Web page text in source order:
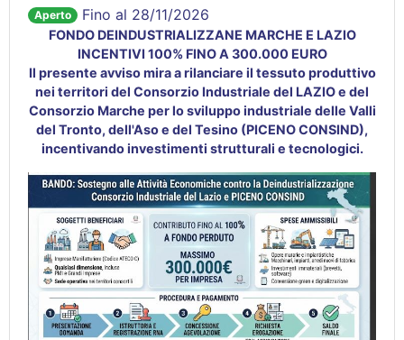
Aperto Fino al 28/11/2026
FONDO DEINDUSTRIALIZZANE MARCHE E LAZIO
INCENTIVI 100% FINO A 300.000 EURO
Il presente avviso mira a rilanciare il tessuto produttivo
nei territori del Consorzio Industriale del LAZIO e del
Consorzio Marche per lo sviluppo industriale delle Valli
del Tronto, dell'Aso e del Tesino (PICENO CONSIND),
incentivando investimenti strutturali e tecnologici.